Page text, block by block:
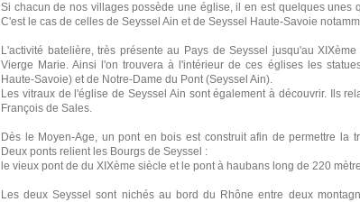
Si chacun de nos villages possède une église, il en est quelques unes
C'est le cas de celles de Seyssel Ain et de Seyssel Haute-Savoie
L'activité batelière, très présente au Pays de Seyssel jusqu'au
Vierge Marie. Ainsi l'on trouvera à l'intérieur de ces églises les
Haute-Savoie) et de Notre-Dame du Pont (Seyssel Ain).
Les vitraux de l'église de Seyssel Ain sont également à découvrir. Ils
François de Sales.
Dès le Moyen-Age, un pont en bois est construit afin de permettre la
Deux ponts relient les Bourgs de Seyssel :
le vieux pont de du XIXème siècle et le pont à haubans long de 220
Les deux Seyssel sont nichés au bord du Rhône entre deux